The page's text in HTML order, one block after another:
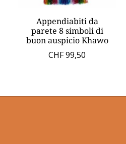
Appendiabiti da
parete 8 simboli di
buon auspicio Khawo
CHF 99,50